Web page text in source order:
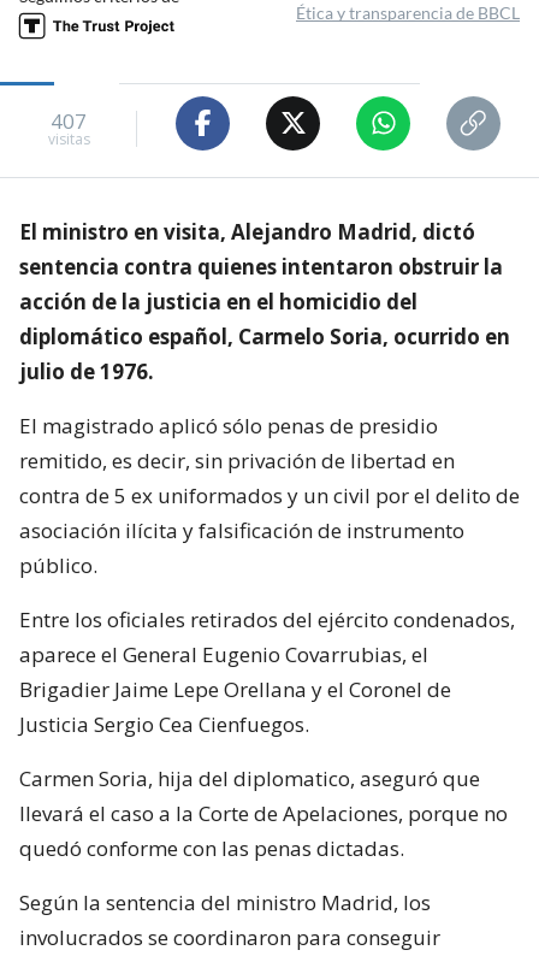
Ética y transparencia de BBCL
407
visitas
El ministro en visita, Alejandro Madrid, dictó
sentencia contra quienes intentaron obstruir la
acción de la justicia en el homicidio del
diplomático español, Carmelo Soria, ocurrido en
julio de 1976.
El magistrado aplicó sólo penas de presidio
remitido, es decir, sin privación de libertad en
contra de 5 ex uniformados y un civil por el delito de
asociación ilícita y falsificación de instrumento
público.
Entre los oficiales retirados del ejército condenados,
aparece el General Eugenio Covarrubias, el
Brigadier Jaime Lepe Orellana y el Coronel de
Justicia Sergio Cea Cienfuegos.
Carmen Soria, hija del diplomatico, aseguró que
llevará el caso a la Corte de Apelaciones, porque no
quedó conforme con las penas dictadas.
Según la sentencia del ministro Madrid, los
involucrados se coordinaron para conseguir